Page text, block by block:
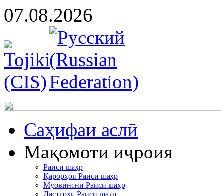
07.08.2026
Cаҳифаи аслӣ
Мақомоти иҷроия
Раиси шаҳр
Қарорҳои Раиси шаҳр
Муовинони Раиси шаҳр
Дастгоҳи Раиси шаҳр